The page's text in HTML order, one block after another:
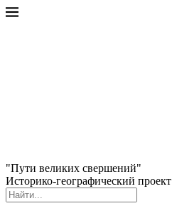
"Пути великих свершений"
Историко-географический проект